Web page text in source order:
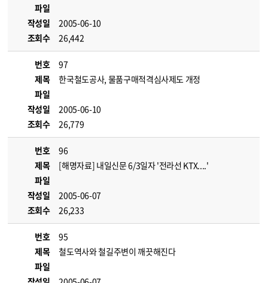
파일
작성일
2005-06-10
조회수
26,442
번호
97
제목
한국철도공사, 물품구매적격심사제도 개정
파일
작성일
2005-06-10
조회수
26,779
번호
96
제목
[해명자료] 내일신문 6/3일자 '전라선 KTX....'
파일
작성일
2005-06-07
조회수
26,233
번호
95
제목
철도역사와 철길주변이 깨끗해진다
파일